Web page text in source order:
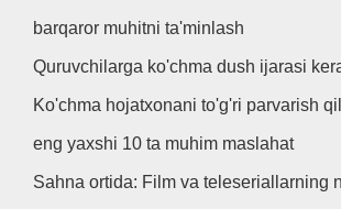
barqaror muhitni ta'minlash
Quruvchilarga ko'chma dush ijarasi
Ko'chma hojatxonani to'g'ri parvarish
eng yaxshi 10 ta muhim maslahat
Sahna ortida: Film va teleseriallarning